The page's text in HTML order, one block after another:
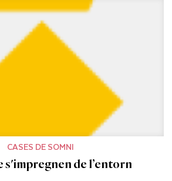
CASES DE SOMNI
s'impregnen de l’entorn